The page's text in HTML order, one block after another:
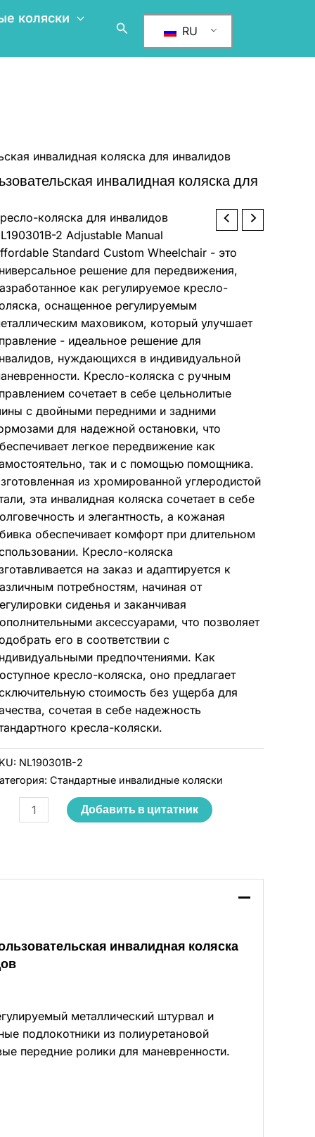
коляски
Поиск RU
инвалидная коляска для инвалидов
инвалидная коляска для
коляска для инвалидов
2 Adjustable Manual
Standard Custom Wheelchair - это
решение для передвижения,
как регулируемое кресло-
оснащенное регулируемым
маховиком, который улучшает
- идеальное решение для
нуждающихся в индивидуальной
Кресло-коляска с ручным
сочетает в себе цельнолитые
с двойными передними и задними
для надежной остановки, что
легкое передвижение как
так и с помощью помощника.
из хромированной углеродистой
эта инвалидная коляска сочетает в себе
и элегантность, а кожаная
обеспечивает комфорт при длительном
Кресло-коляска
на заказ и адаптируется к
потребностям, начиная от
сиденья и заканчивая
аксессуарами, что позволяет
его в соответствии с
предпочтениями. Как
кресло-коляска, оно предлагает
стоимость без ущерба для
сочетая в себе надежность
кресла-коляски.
NL190301B-2
Стандартные инвалидные коляски
Добавить в цитатник
инвалидная коляска
металлический штурвал и
подлокотники из полиуретановой
передние ролики для маневренности.